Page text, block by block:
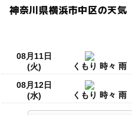
神奈川県横浜市中区の天気
08月11日
(火)
くもり 時々 雨
08月12日
(水)
くもり 時々 雨